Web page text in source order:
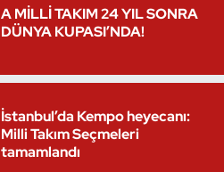
A MİLLİ TAKIM 24 YIL SONRA
DÜNYA KUPASI’NDA!
İstanbul’da Kempo heyecanı:
Milli Takım Seçmeleri
tamamlandı